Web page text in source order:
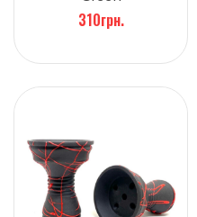
310грн.